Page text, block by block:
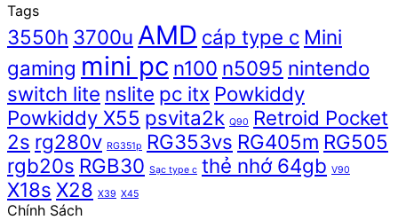
Tags
3550h 3700u AMD cáp type c Mini
gaming mini pc n100 n5095 nintendo
switch lite nslite pc itx Powkiddy
Powkiddy X55 psvita2k Q90
Retroid Pocket
2s rg280v RG351p RG353vs RG405m RG505
rgb20s RGB30 Sạc type c thẻ nhớ 64gb V90
X18s X28 X39 X45
Chính Sách